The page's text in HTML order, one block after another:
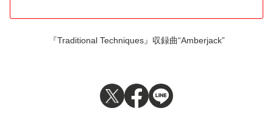
『Traditional Techniques』収録曲“Amberjack”